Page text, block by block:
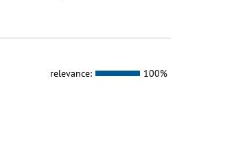
relevance: 100%